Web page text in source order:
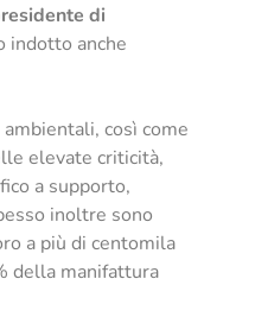
di
indotto anche
così come
elevate criticità,
a supporto,
inoltre sono
a più di centomila
della manifattura